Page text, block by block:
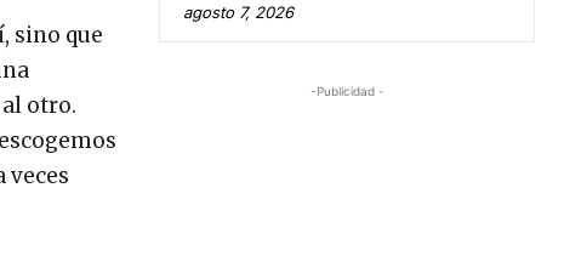
sino que
otro.
veces
agosto 7, 2026
-Publicidad -